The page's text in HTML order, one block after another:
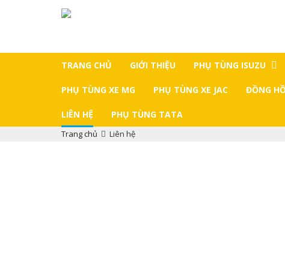
TRANG CHỦ GIỚI THIỆU PHỤ TÙNG ISUZU
PHỤ TÙNG XE MG PHỤ TÙNG XE JAC ĐỒNG
LIÊN HỆ PHỤ TÙNG TATA
Trang chủ Liên hệ